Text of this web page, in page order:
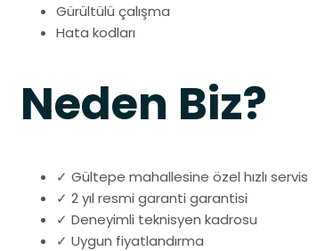
Gürültülü çalışma
Hata kodları
Neden Biz?
✓ Gültepe mahallesine özel hızlı servis
✓ 2 yıl resmi garanti garantisi
✓ Deneyimli teknisyen kadrosu
✓ Uygun fiyatlandırma